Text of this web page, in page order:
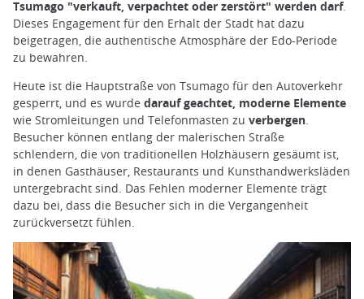
Tsumago "verkauft, verpachtet oder zerstört" werden darf.
Dieses Engagement für den Erhalt der Stadt hat dazu
beigetragen, die authentische Atmosphäre der Edo-Periode
zu bewahren.
Heute ist die Hauptstraße von Tsumago für den Autoverkehr
gesperrt, und es wurde darauf geachtet, moderne Elemente
wie Stromleitungen und Telefonmasten zu verbergen.
Besucher können entlang der malerischen Straße
schlendern, die von traditionellen Holzhäusern gesäumt ist,
in denen Gasthäuser, Restaurants und Kunsthandwerksläden
untergebracht sind. Das Fehlen moderner Elemente trägt
dazu bei, dass die Besucher sich in die Vergangenheit
zurückversetzt fühlen.